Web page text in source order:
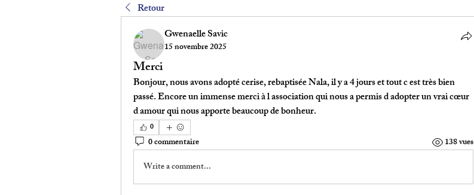
Retour
Gwenaelle Savic
15 novembre 2025
Merci
Bonjour, nous avons adopté cerise, rebaptisée Nala, il y a 4 jours et tout c est très bien
passé. Encore un immense merci à l association qui nous a permis d adopter un vrai cœur
d amour qui nous apporte beaucoup de bonheur.
0
0 commentaire
138 vues
Write a comment...